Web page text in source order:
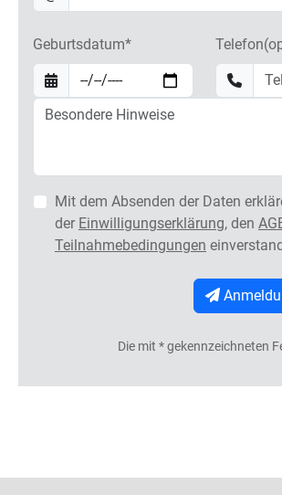
Geburtsdatum*
Mit dem Absenden der Daten
der Einwilligungserklärung, den
Teilnahmebedingungen
Die mit * gekennzeichneten